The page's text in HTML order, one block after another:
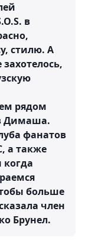
в
стилю. А
рядом
Димаша.
фанатов
а также
больше
член
Брунел.